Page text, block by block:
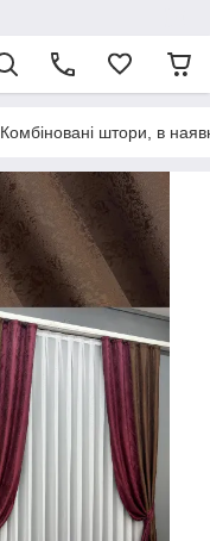
Комбіновані штори, в